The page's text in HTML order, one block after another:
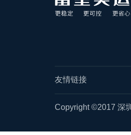
友情链接
Copyright ©2017 深